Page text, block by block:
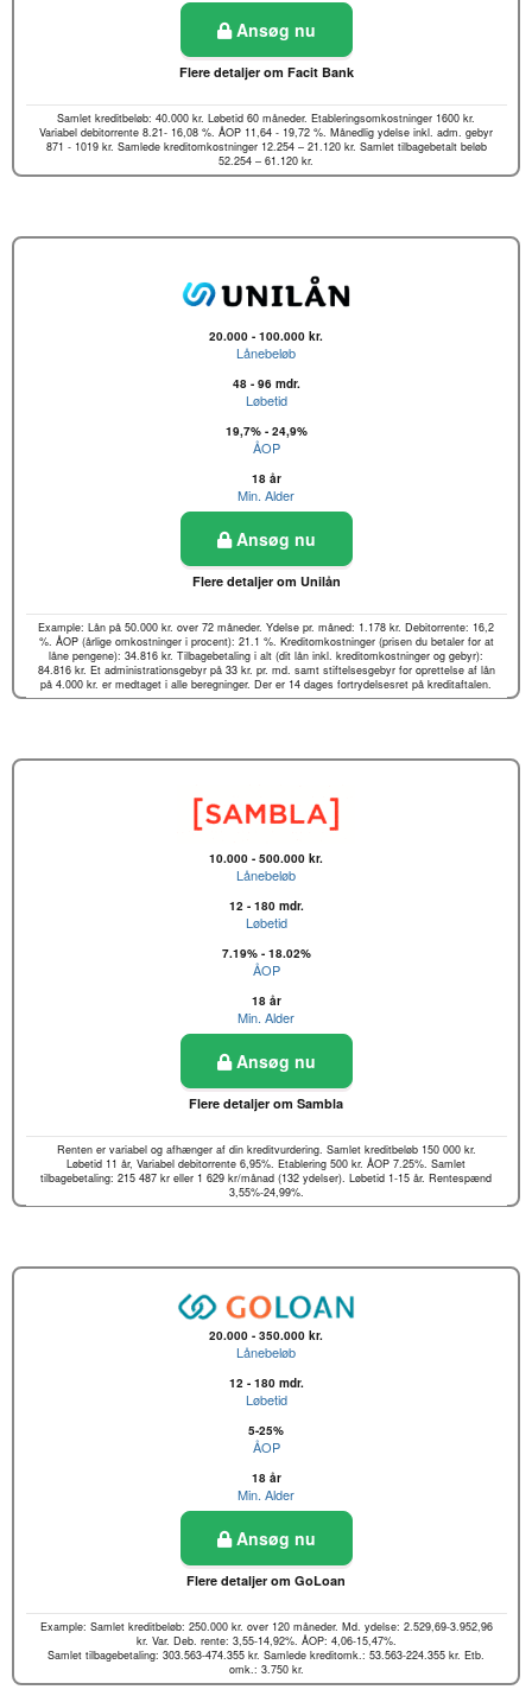
Ansøg nu
Flere detaljer om Facit Bank
Samlet kreditbeløb: 40.000 kr. Løbetid 60 måneder. Etableringsomkostninger 1600 kr.
Variabel debitorrente 8.21- 16,08 %. ÅOP 11,64 - 19,72 %. Månedlig ydelse inkl. adm. gebyr
871 - 1019 kr. Samlede kreditomkostninger 12.254 – 21.120 kr. Samlet tilbagebetalt beløb
52.254 – 61.120 kr.
20.000 - 100.000 kr.
Lånebeløb
48 - 96 mdr.
Løbetid
19,7% - 24,9%
ÅOP
18 år
Min. Alder
Ansøg nu
Flere detaljer om Unilån
Example: Lån på 50.000 kr. over 72 måneder. Ydelse pr. måned: 1.178 kr. Debitorrente: 16,2
%. ÅOP (årlige omkostninger i procent): 21.1 %. Kreditomkostninger (prisen du betaler for at
låne pengene): 34.816 kr. Tilbagebetaling i alt (dit lån inkl. kreditomkostninger og gebyr):
84.816 kr. Et administrationsgebyr på 33 kr. pr. md. samt stiftelsesgebyr for oprettelse af lån
på 4.000 kr. er medtaget i alle beregninger. Der er 14 dages fortrydelsesret på kreditaftalen.
10.000 - 500.000 kr.
Lånebeløb
12 - 180 mdr.
Løbetid
7.19% - 18.02%
ÅOP
18 år
Min. Alder
Ansøg nu
Flere detaljer om Sambla
Renten er variabel og afhænger af din kreditvurdering. Samlet kreditbeløb 150 000 kr.
Løbetid 11 år, Variabel debitorrente 6,95%. Etablering 500 kr. ÅOP 7.25%. Samlet
tilbagebetaling: 215 487 kr eller 1 629 kr/månad (132 ydelser). Løbetid 1-15 år. Rentespænd
3,55%-24,99%.
20.000 - 350.000 kr.
Lånebeløb
12 - 180 mdr.
Løbetid
5-25%
ÅOP
18 år
Min. Alder
Ansøg nu
Flere detaljer om GoLoan
Example: Samlet kreditbeløb: 250.000 kr. over 120 måneder. Md. ydelse: 2.529,69-3.952,96
kr. Var. Deb. rente: 3,55-14,92%. ÅOP: 4,06-15,47%.
Samlet tilbagebetaling: 303.563-474.355 kr. Samlede kreditomk.: 53.563-224.355 kr. Etb.
omk.: 3.750 kr.